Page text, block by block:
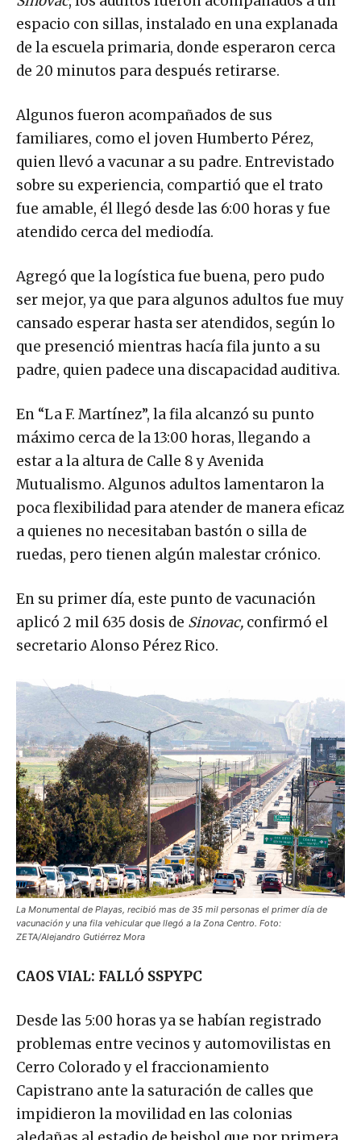
espacio con sillas, instalado en una explanada
de la escuela primaria, donde esperaron cerca
de 20 minutos para después retirarse.
Algunos fueron acompañados de sus
familiares, como el joven Humberto Pérez,
quien llevó a vacunar a su padre. Entrevistado
sobre su experiencia, compartió que el trato
fue amable, él llegó desde las 6:00 horas y fue
atendido cerca del mediodía.
Agregó que la logística fue buena, pero pudo
ser mejor, ya que para algunos adultos fue muy
cansado esperar hasta ser atendidos, según lo
que presenció mientras hacía fila junto a su
padre, quien padece una discapacidad auditiva.
En “La F. Martínez”, la fila alcanzó su punto
máximo cerca de la 13:00 horas, llegando a
estar a la altura de Calle 8 y Avenida
Mutualismo. Algunos adultos lamentaron la
poca flexibilidad para atender de manera eficaz
a quienes no necesitaban bastón o silla de
ruedas, pero tienen algún malestar crónico.
En su primer día, este punto de vacunación
aplicó 2 mil 635 dosis de
Sinovac,
confirmó el
secretario Alonso Pérez Rico.
La Monumental de Playas, recibió mas de 35 mil personas el primer día de
vacunación y una fila vehicular que llegó a la Zona Centro. Foto:
ZETA/Alejandro Gutiérrez Mora
CAOS VIAL: FALLÓ SSPYPC
Desde las 5:00 horas ya se habían registrado
problemas entre vecinos y automovilistas en
Cerro Colorado y el fraccionamiento
Capistrano ante la saturación de calles que
impidieron la movilidad en las colonias
aledañas al estadio de beisbol que por primera